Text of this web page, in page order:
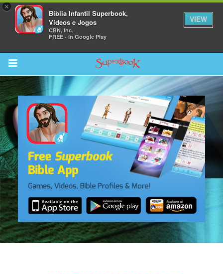
×
Bíblia Infantil Superbook,
Vídeos e Jogos
CBN, Inc.
FREE - In Google Play
VIEW
Return to Content
Bible App